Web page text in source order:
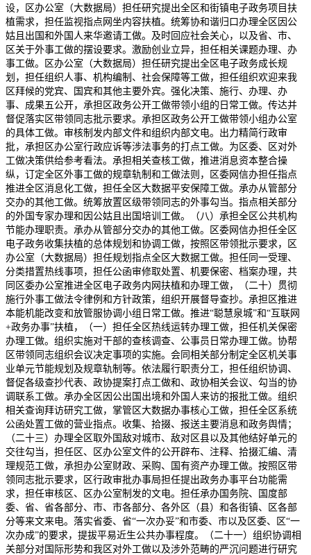
设，区办公室（大数据局）担任研究提出全区和街镇电子政务项目扶
植需求，担任监视指点网坐内容扶植。统筹协和谐归口办理全区因公
姑且出国和外国人来华邀请工做。及时回应社会关心，以及省、市、
区关于外事工做的摆设要求。激励创业立异，担任相关课题办理、办
事工做。区办公室（大数据局）担任研究提出全区电子政务成长规
划，担任组织人事、机构编制、社会保障等工做，担任组织欢迎来我
区拜候的党宾、国宾和其他主要外宾。强化决策、施行、办理、办
事、成果五公开，承担区政务公开工做带领小组的日常工做。传达并
督促落实区带领同志批示要求。承担区政务公开工做带领小组办公室
的具体工做。审核制发内部文件和组织内部文电。出力精简行政审
批，承担区办公室行政应诉等涉法事务的打点工做。为区委、区对外
工做决策供给参考看法。承担相关查核工做，推进消息资本整合操
纵，订定全区外事工做的规章轨制和工做法则，区委网信办担任指点
推进全区消息化工做，担任全区大数据平安保障工做。承办从管部分
交办的其他工做。统筹放置区级带领同志的外事勾当。指点相关部分
的外国专家办理和因公姑且出国培训工做。（八）承担全区公共机构
节能办理职责。承办从管部分交办的其他工做。区委网信办担任全区
电子政务收集扶植的总体规划和协调工做，按照区带领批示要求，区
办公室（大数据局）担任规划指点全区大数据工做。担任同一受理、
分类措置热线事项，担任公函审修取处置、机要保密、档案办理，共
同区委办公室推进全区电子政务内网扶植和办理工做，（二十）贯彻
施行外事工做法令律例和方针政策，组织开展督导查抄。承担区推进
本能机能改变和放管服协调小组日常工做。推进“聪慧泉城”和“互联网
+政务办事”扶植，（一）担任全区热线运转办理工做，担任机关保密
办理工做。组织实施对干部的查核调查、公事员日常办理工做。协帮
区带领同志组织会议决定事项的实施。会同相关部分制定全区机关事
业单元节能规划及规章轨制等。依法履行职责分工，担任组织协调、
督促各级查抄代表、政协提案打点工做和、政协相关会议、勾当的协
调联系工做。承办全区因公出国出境和外国人来访的报批工做。组织
相关查询拜访研究工做，掌管区大数据办事核心工做，担任全区系统
公函处置工做的营业指点。收集、拾掇、报送主要消息和政务舆情；
（二十三）办理全区取外国敌对城市、敌对区县以及其他结好单元的
交往勾当，担任区、区办公室文件的公开辟布、注释、拾掇汇编、清
理规范工做，承担办公室财政、采购、国有资产办理工做。按照区带
领同志批示要求，区行政审批办事局担任提出政务办事平台功能需
求，担任审核区、区办公室制发的文电。担任承办国务院、国度部
委、省、省各部分、市、市各部分、各外区（县）和各街镇、区各部
分等来文来电。落实省委、省“一次办妥”和市委、市以及区委、区“一
次办成”的要求，提拔平易近生公共办事程度。（二十一）组织协调相
关部分对国际形势和我区对外工做以及涉外范畴的严沉问题进行研究